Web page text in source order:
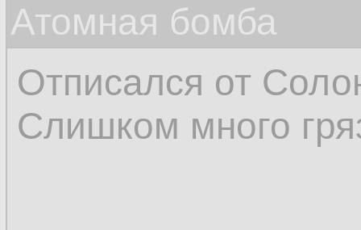
Атомная бомба
Отписался от
Слишком много